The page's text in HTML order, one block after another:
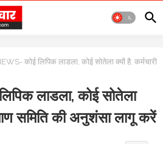
कोई लिपिक लाडला, कोई सोतेला क्यों है, कर्मचारी
लाडला, कोई सोतेला
समिति की अनुशंसा लागू करें